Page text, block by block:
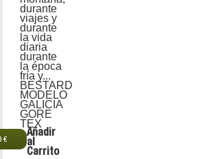
durante
viajes y
durante
la vida
diaria
durante
la época
fría y...
BESTARD
MODELO
GALICIA
GORE
TEX
€
Añadir
al
Carrito